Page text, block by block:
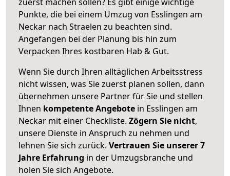
Punkte, die bei einem Umzug von Esslingen am
Neckar nach Straelen zu beachten sind.
Angefangen bei der Planung bis hin zum
Verpacken Ihres kostbaren Hab & Gut.
Wenn Sie durch Ihren alltäglichen Arbeitsstress
nicht wissen, was Sie zuerst planen sollen, dann
übernehmen unsere Partner für Sie und stellen
Ihnen kompetente Angebote in Esslingen am
Neckar mit einer Checkliste. Zögern Sie nicht,
unsere Dienste in Anspruch zu nehmen und
lehnen Sie sich zurück. Vertrauen Sie unserer 7
Jahre Erfahrung in der Umzugsbranche und
holen Sie sich Angebote.